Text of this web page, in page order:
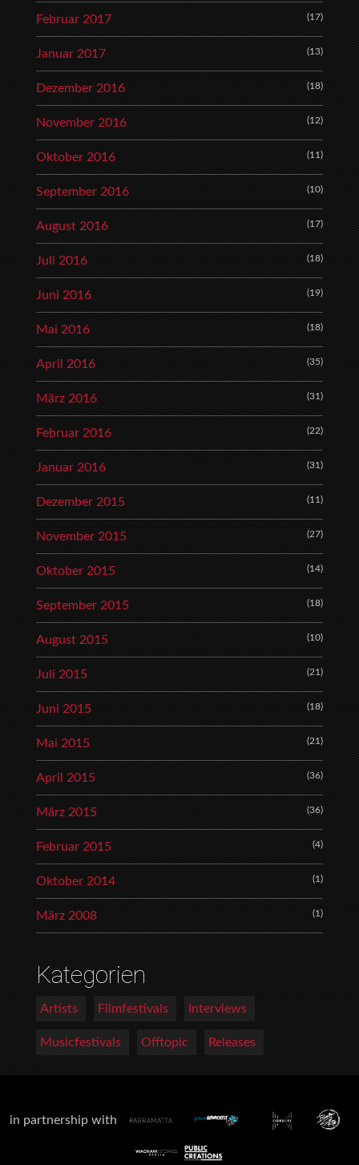
Februar 2017 (17)
Januar 2017 (13)
Dezember 2016 (18)
November 2016 (12)
Oktober 2016 (11)
September 2016 (10)
August 2016 (17)
Juli 2016 (18)
Juni 2016 (19)
Mai 2016 (18)
April 2016 (35)
März 2016 (31)
Februar 2016 (22)
Januar 2016 (31)
Dezember 2015 (11)
November 2015 (27)
Oktober 2015 (14)
September 2015 (18)
August 2015 (10)
Juli 2015 (21)
Juni 2015 (18)
Mai 2015 (21)
April 2015 (36)
März 2015 (36)
Februar 2015 (4)
Oktober 2014 (1)
März 2008 (1)
Kategorien
Artists Filmfestivals Interviews
Musicfestivals Offtopic Releases
in partnership with